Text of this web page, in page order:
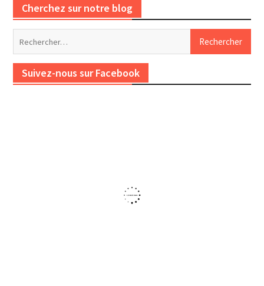
Cherchez sur notre blog
Suivez-nous sur Facebook